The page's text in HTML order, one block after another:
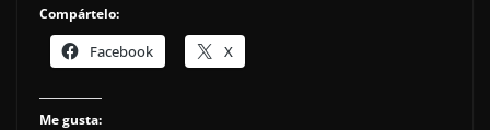
Compártelo:
Facebook X
Me gusta: